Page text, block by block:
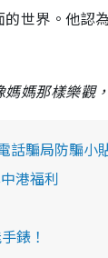
世界。他認
媽那樣樂觀
騙局防騙小
港福利
錶！